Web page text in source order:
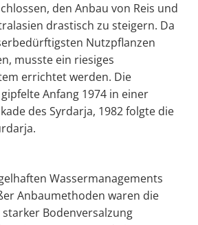
den Anbau von Reis und
drastisch zu steigern. Da
Nutzpflanzen
musste ein riesiges
errichtet werden. Die
Anfang 1974 in einer
des Syrdarja, 1982 folgte die
Wassermanagements
Anbaumethoden waren die
Bodenversalzung